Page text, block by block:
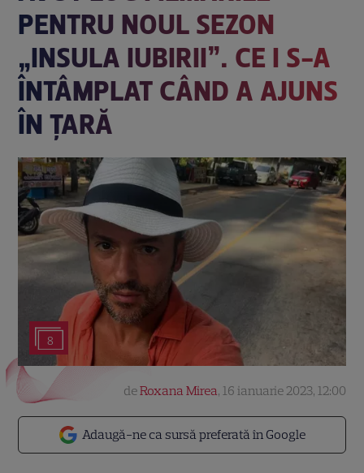
PENTRU NOUL SEZON
„INSULA IUBIRII”. CE I S-A
ÎNTÂMPLAT CÂND A AJUNS
ÎN ȚARĂ
8
Adaugă-ne ca sursă preferată în Google
deRoxana Mirea, 16 ianuarie 2023, 12:00